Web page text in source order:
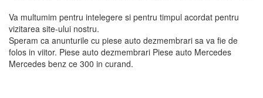
Va multumim pentru intelegere si pentru timpul acordat pentru
vizitarea site-ului nostru.
Speram ca anunturile cu piese auto dezmembrari sa va fie de
folos in viitor. Piese auto dezmembrari Piese auto Mercedes
Mercedes benz ce 300 in curand.